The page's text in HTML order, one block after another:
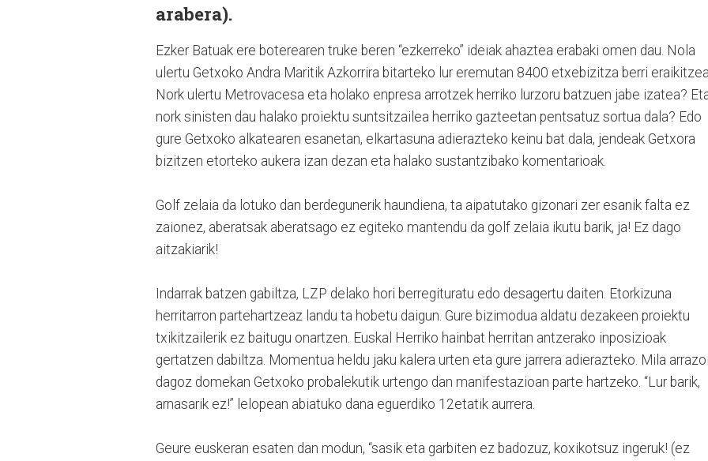
arabera).
Ezker Batuak ere boterearen truke beren “ezkerreko” ideiak ahaztea erabaki omen dau. Nola
ulertu Getxoko Andra Maritik Azkorrira bitarteko lur eremutan 8400 etxebizitza berri
Nork ulertu Metrovacesa eta holako enpresa arrotzek herriko lurzoru batzuen jabe izatea?
nork sinisten dau halako proiektu suntsitzailea herriko gazteetan pentsatuz sortua dala? Edo
gure Getxoko alkatearen esanetan, elkartasuna adierazteko keinu bat dala, jendeak Getxora
bizitzen etorteko aukera izan dezan eta halako sustantzibako komentarioak.
Golf zelaia da lotuko dan berdegunerik haundiena, ta aipatutako gizonari zer esanik falta ez
zaionez, aberatsak aberatsago ez egiteko mantendu da golf zelaia ikutu barik, ja! Ez dago
aitzakiarik!
Indarrak batzen gabiltza, LZP delako hori berregituratu edo desagertu daiten. Etorkizuna
herritarron partehartzeaz landu ta hobetu daigun. Gure bizimodua aldatu dezakeen proiektu
txikitzailerik ez baitugu onartzen. Euskal Herriko hainbat herritan antzerako inposizioak
gertatzen dabiltza. Momentua heldu jaku kalera urten eta gure jarrera adierazteko. Mila
dagoz domekan Getxoko probalekutik urtengo dan manifestazioan parte hartzeko. “Lur barik,
arnasarik ez!” lelopean abiatuko dana eguerdiko 12etatik aurrera.
Geure euskeran esaten dan modun, “sasik eta garbiten ez badozuz, koxikotsuz ingeruk! (ez